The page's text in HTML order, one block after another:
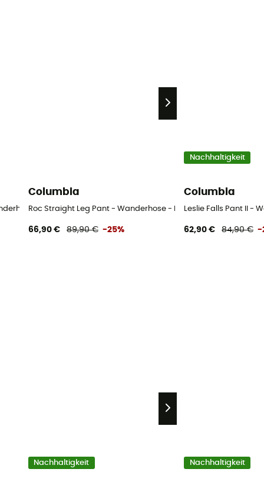
- Damen
Columbia
Roc Straight Leg Pant - Wanderhose - Damen
66,90 € 89,90 € -25%
Nachhaltigkeit
Columbia
Leslie Falls Pant II -
62,90 € 84,90 € -
Nachhaltigkeit Nachhaltigkeit